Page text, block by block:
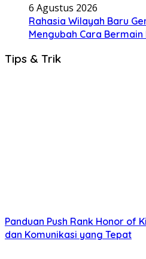
6 Agustus 2026
Rahasia Wilayah Baru
Mengubah Cara Bermain
Tips & Trik
Panduan Push Rank Honor of
dan Komunikasi yang Tepat